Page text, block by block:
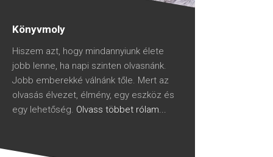
Könyvmoly
Hiszem azt, hogy mindannyiunk élete
jobb lenne, ha napi szinten olvasnánk.
Jobb emberekké válnánk tőle. Mert az
olvasás élvezet, élmény, egy eszköz és
egy lehetőség. Olvass többet rólam...